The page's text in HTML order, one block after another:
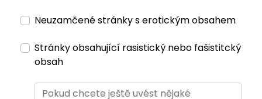
Neuzamčené stránky s erotickým obsahem
Stránky obsahující rasistický nebo fašistitcký
obsah